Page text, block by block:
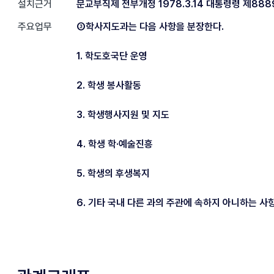
설치근거
문교부직제 전부개정 1978.3.14 대통령령 제
주요업무
③학사지도과는 다음 사항을 분장한다.
1. 학도호국단 운영
2. 학생 봉사활동
3. 학생행사지원 및 지도
4. 학생 학·예술진흥
5. 학생의 후생복지
6. 기타 국내 다른 과의 주관에 속하지 아니하는 사